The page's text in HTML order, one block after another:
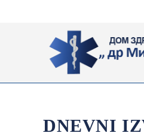
DNEVNI